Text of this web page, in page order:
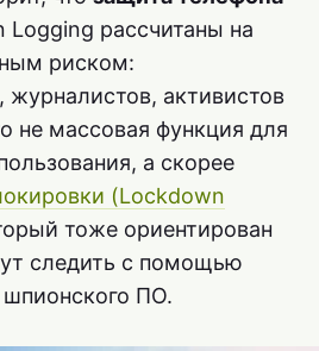
Logging рассчитаны на
риском:
журналистов, активистов
не массовая функция для
а скорее
(Lockdown
тоже ориентирован
следить с помощью
шпионского ПО.